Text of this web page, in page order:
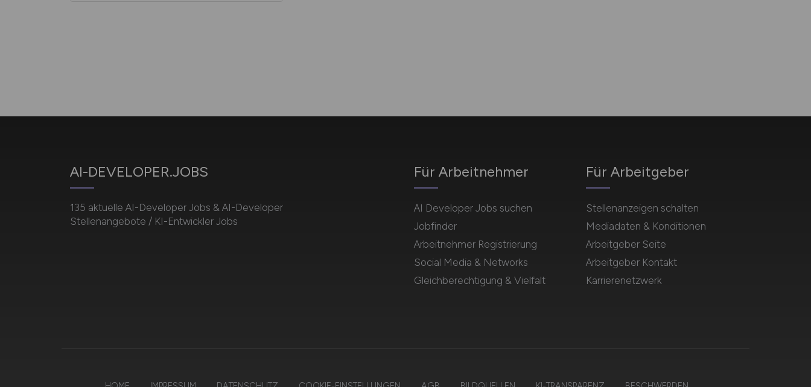
AI-DEVELOPER.JOBS
135 aktuelle AI-Developer Jobs & AI-Developer
Stellenangebote / KI-Entwickler Jobs
Für Arbeitnehmer
AI Developer Jobs suchen
Jobfinder
Arbeitnehmer Registrierung
Social Media & Networks
Gleichberechtigung & Vielfalt
Für Arbeitgeber
Stellenanzeigen schalten
Mediadaten & Konditionen
Arbeitgeber Seite
Arbeitgeber Kontakt
Karrierenetzwerk